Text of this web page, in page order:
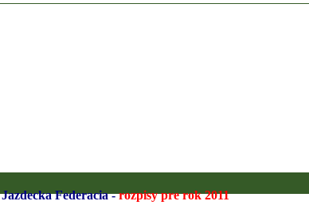
Federacia -rozpisy pre rok 2011